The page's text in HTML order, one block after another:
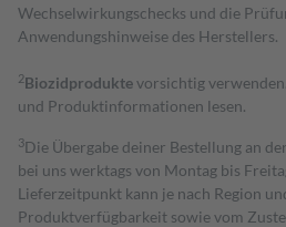
Wechselwirkungschecks und die
Anwendungshinweise des Herstellers.
2Biozidproduktevorsichtig
und Produktinformationen lesen.
3Die Übergabe deiner Bestellung an
bei uns werktags von Montag bis
Lieferzeitpunkt kann je nach Region
Produktverfügbarkeit sowie vom